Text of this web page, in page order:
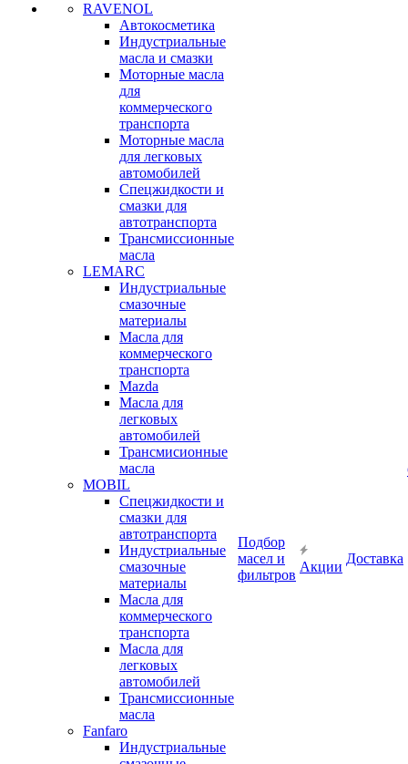
RAVENOL
Автокосметика
Индустриальные
масла и смазки
Моторные масла
для
коммерческого
транспорта
Моторные масла
для легковых
автомобилей
Спецжидкости и
смазки для
автотранспорта
Трансмиссионные
масла
LEMARC
Индустриальные
смазочные
материалы
Масла для
коммерческого
транспорта
Mazda
Масла для
легковых
автомобилей
Трансмисионные
масла
MOBIL
Cпецжидкости и
смазки для
автотранспорта
Индустриальные
смазочные
материалы
Масла для
коммерческого
транспорта
Масла для
легковых
автомобилей
Трансмиссионные
масла
Fanfaro
Индустриальные
Подбор
масел и
фильтров
Акции
Доставка